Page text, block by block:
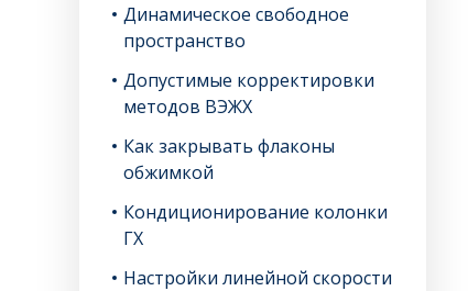
Динамическое свободное
пространство
Допустимые корректировки
методов ВЭЖХ
Как закрывать флаконы
обжимкой
Кондиционирование колонки
ГХ
Настройки линейной скорости